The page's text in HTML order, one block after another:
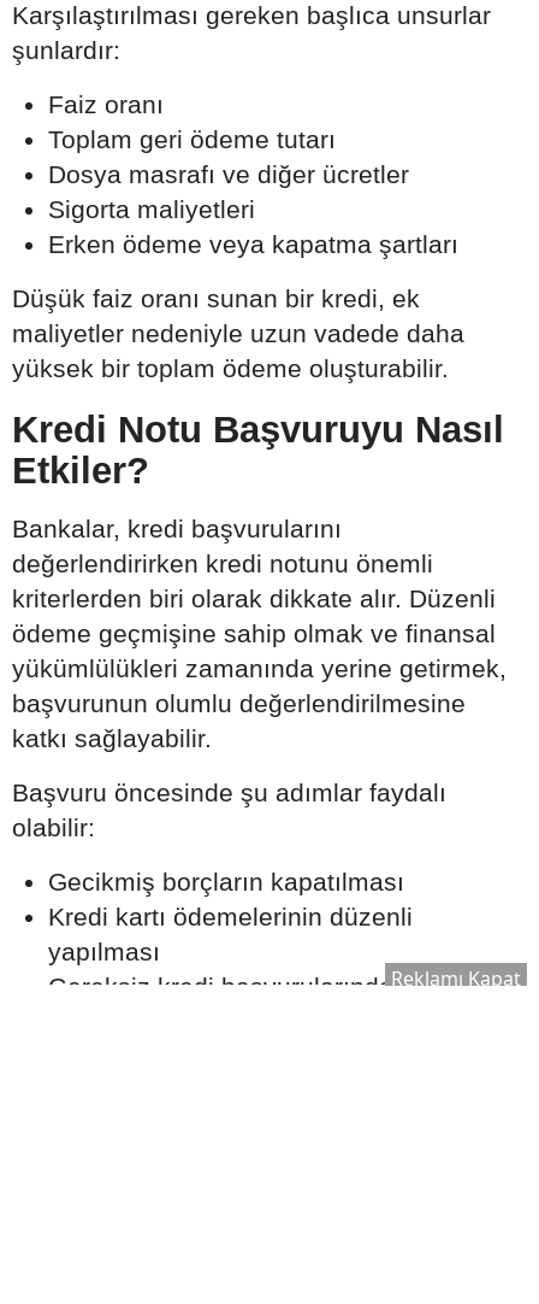
Karşılaştırılması gereken başlıca unsurlar
şunlardır:
Faiz oranı
Toplam geri ödeme tutarı
Dosya masrafı ve diğer ücretler
Sigorta maliyetleri
Erken ödeme veya kapatma şartları
Düşük faiz oranı sunan bir kredi, ek
maliyetler nedeniyle uzun vadede daha
yüksek bir toplam ödeme oluşturabilir.
Kredi Notu Başvuruyu Nasıl
Etkiler?
Bankalar, kredi başvurularını
değerlendirirken kredi notunu önemli
kriterlerden biri olarak dikkate alır. Düzenli
ödeme geçmişine sahip olmak ve finansal
yükümlülükleri zamanında yerine getirmek,
başvurunun olumlu değerlendirilmesine
katkı sağlayabilir.
Başvuru öncesinde şu adımlar faydalı
olabilir:
Gecikmiş borçların kapatılması
Kredi kartı ödemelerinin düzenli
yapılması
Gereksiz kredi başvurularındanReklamı Kapat